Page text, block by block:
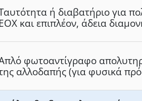
ή διαβατήριο για
και επιπλέον, άδεια
φωτοαντίγραφο
αλλοδαπής (για φυσικά